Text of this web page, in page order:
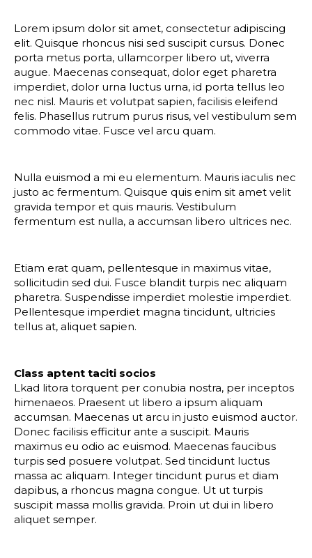
Lorem ipsum dolor sit amet, consectetur adipiscing
elit. Quisque rhoncus nisi sed suscipit cursus. Donec
porta metus porta, ullamcorper libero ut, viverra
augue. Maecenas consequat, dolor eget pharetra
imperdiet, dolor urna luctus urna, id porta tellus leo
nec nisl. Mauris et volutpat sapien, facilisis eleifend
felis. Phasellus rutrum purus risus, vel vestibulum sem
commodo vitae. Fusce vel arcu quam.
Nulla euismod a mi eu elementum. Mauris iaculis nec
justo ac fermentum. Quisque quis enim sit amet velit
gravida tempor et quis mauris. Vestibulum
fermentum est nulla, a accumsan libero ultrices nec.
Etiam erat quam, pellentesque in maximus vitae,
sollicitudin sed dui. Fusce blandit turpis nec aliquam
pharetra. Suspendisse imperdiet molestie imperdiet.
Pellentesque imperdiet magna tincidunt, ultricies
tellus at, aliquet sapien.
Class aptent taciti socios
Lkad litora torquent per conubia nostra, per inceptos
himenaeos. Praesent ut libero a ipsum aliquam
accumsan. Maecenas ut arcu in justo euismod auctor.
Donec facilisis efficitur ante a suscipit. Mauris
maximus eu odio ac euismod. Maecenas faucibus
turpis sed posuere volutpat. Sed tincidunt luctus
massa ac aliquam. Integer tincidunt purus et diam
dapibus, a rhoncus magna congue. Ut ut turpis
suscipit massa mollis gravida. Proin ut dui in libero
aliquet semper.